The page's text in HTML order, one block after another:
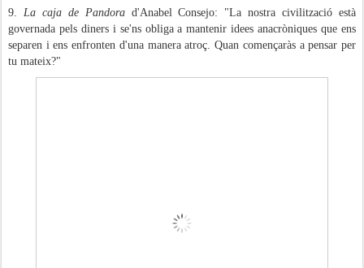
9. La caja de Pandorad'Anabel Consejo: "La nostra civilització està
governada pels diners i se'ns obliga a mantenir idees anacròniques que ens
separen i ens enfronten d'una manera atroç. Quan començaràs a pensar per
tu mateix?"